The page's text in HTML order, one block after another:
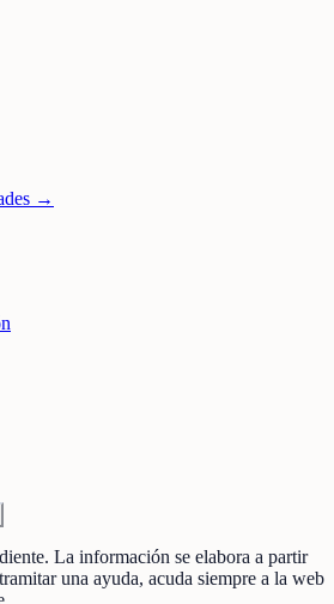
→
La información se elabora a partir
una ayuda, acuda siempre a la web